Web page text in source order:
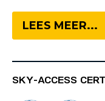
LEES MEER...
SKY-ACCESS